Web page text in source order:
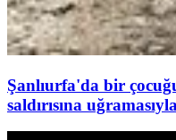
Şanlıurfa'da bir
saldırısına